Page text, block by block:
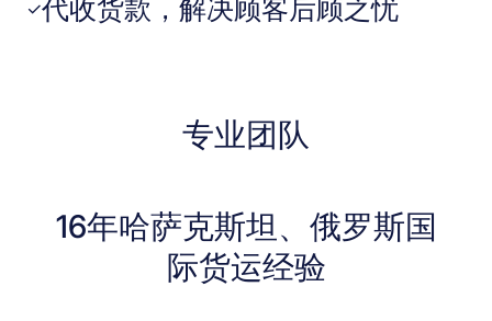
✓代收货款，解决顾客后顾之忧
专业团队
16年哈萨克斯坦、俄罗斯国
际货运经验